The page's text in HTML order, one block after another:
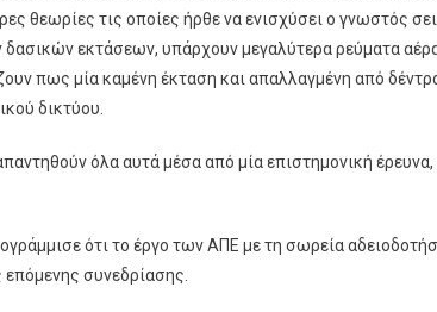
θεωρίες τις οποίες ήρθε να ενισχύσει ο γνωστός
εκτάσεων, υπάρχουν μεγαλύτερα ρεύματα
πως μία καμένη έκταση και απαλλαγμένη από
δικτύου.
όλα αυτά μέσα από μία επιστημονική
ότι το έργο των ΑΠΕ με τη σωρεία
επόμενης συνεδρίασης.